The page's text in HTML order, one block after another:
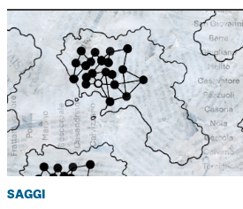
saggi